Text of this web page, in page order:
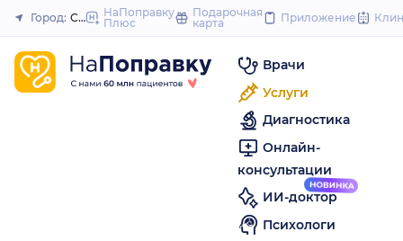
to
Закрыть
Город: Стерлитамак
НаПоправку
Плюс
Подарочная
карта
Приложение
Врачи
Услуги
Диагностика
Онлайн-
консультации
ИИ-доктор
Психологи